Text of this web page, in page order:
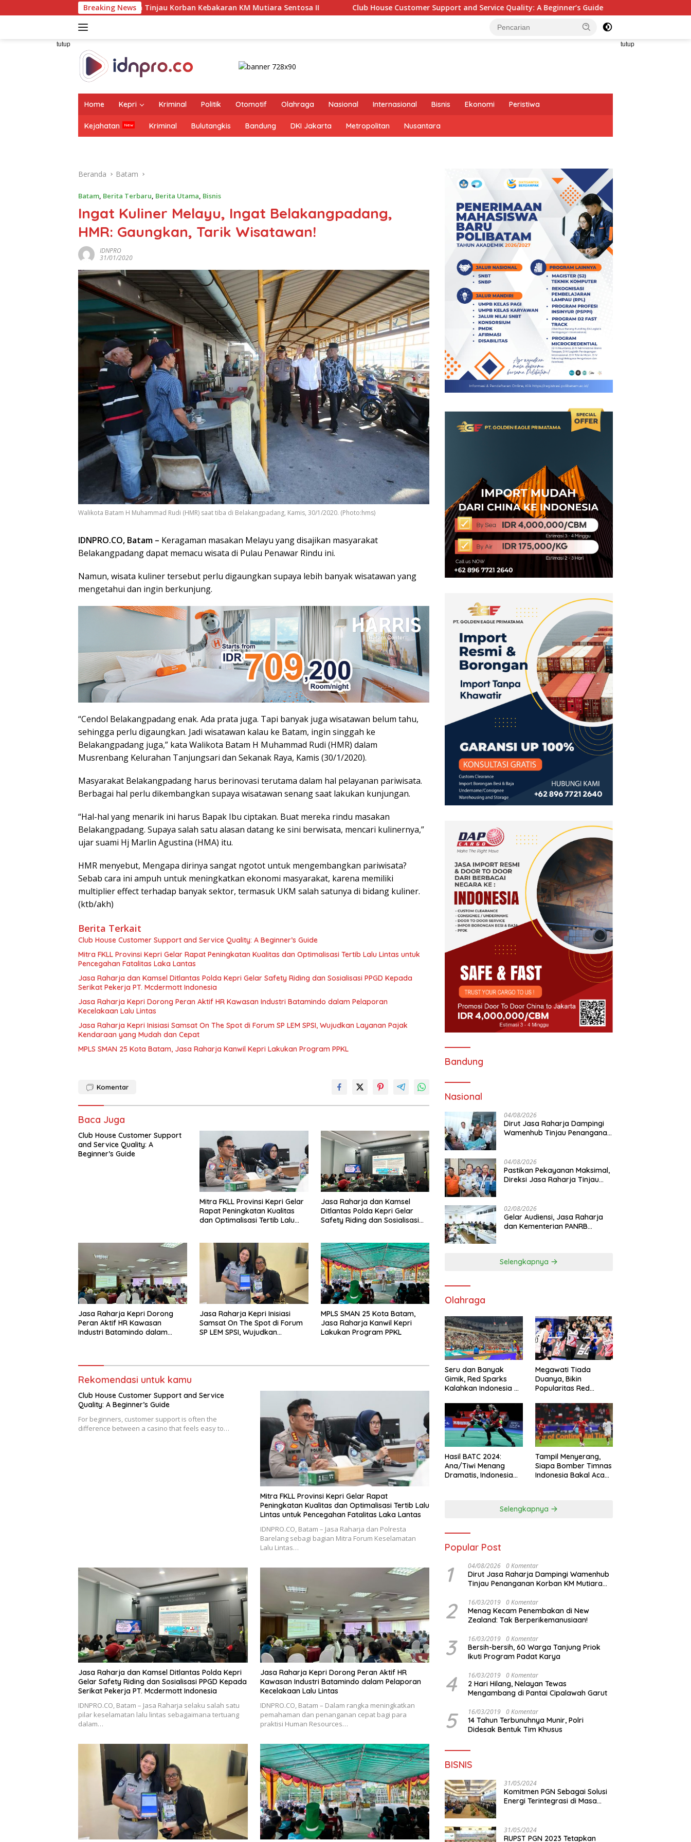
ke
Breaking News
Tinjau Korban Kebakaran KM Mutiara Sentosa II Club House Customer Support and Service Quality: A Beginner’s Guide Gelar Audiensi, Jasa Raharja dan
tutup tutup
Home Kepri Kriminal Politik Otomotif Olahraga Nasional Internasional Bisnis Ekonomi Peristiwa
Kejahatan Kriminal Bulutangkis Bandung DKI Jakarta Metropolitan Nusantara
Beranda Batam
Batam, Berita Terbaru, Berita Utama, Bisnis
Ingat Kuliner Melayu, Ingat Belakangpadang,
HMR: Gaungkan, Tarik Wisatawan!
IDNPRO
31/01/2020
Walikota Batam H Muhammad Rudi (HMR) saat tiba di Belakangpadang, Kamis, 30/1/2020. (Photo:hms)
IDNPRO.CO, Batam – Keragaman masakan Melayu yang disajikan masyarakat
Belakangpadang dapat memacu wisata di Pulau Penawar Rindu ini.
Namun, wisata kuliner tersebut perlu digaungkan supaya lebih banyak wisatawan yang
mengetahui dan ingin berkunjung.
“Cendol Belakangpadang enak. Ada prata juga. Tapi banyak juga wisatawan belum tahu,
sehingga perlu digaungkan. Jadi wisatawan kalau ke Batam, ingin singgah ke
Belakangpadang juga,” kata Walikota Batam H Muhammad Rudi (HMR) dalam
Musrenbang Kelurahan Tanjungsari dan Sekanak Raya, Kamis (30/1/2020).
Masyarakat Belakangpadang harus berinovasi terutama dalam hal pelayanan pariwisata.
Berbagai hal perlu dikembangkan supaya wisatawan senang saat lakukan kunjungan.
“Hal-hal yang menarik ini harus Bapak Ibu ciptakan. Buat mereka rindu masakan
Belakangpadang. Supaya salah satu alasan datang ke sini berwisata, mencari kulinernya,”
ujar suami Hj Marlin Agustina (HMA) itu.
HMR menyebut, Mengapa dirinya sangat ngotot untuk mengembangkan pariwisata?
Sebab cara ini ampuh untuk meningkatkan ekonomi masyarakat, karena memiliki
multiplier effect terhadap banyak sektor, termasuk UKM salah satunya di bidang kuliner.
(ktb/akh)
Berita Terkait
Club House Customer Support and Service Quality: A Beginner’s Guide
Mitra FKLL Provinsi Kepri Gelar Rapat Peningkatan Kualitas dan Optimalisasi Tertib Lalu Lintas untuk
Pencegahan Fatalitas Laka Lantas
Jasa Raharja dan Kamsel Ditlantas Polda Kepri Gelar Safety Riding dan Sosialisasi PPGD Kepada
Serikat Pekerja PT. Mcdermott Indonesia
Jasa Raharja Kepri Dorong Peran Aktif HR Kawasan Industri Batamindo dalam Pelaporan
Kecelakaan Lalu Lintas
Jasa Raharja Kepri Inisiasi Samsat On The Spot di Forum SP LEM SPSI, Wujudkan Layanan Pajak
Kendaraan yang Mudah dan Cepat
MPLS SMAN 25 Kota Batam, Jasa Raharja Kanwil Kepri Lakukan Program PPKL
Komentar
Baca Juga
Club House Customer Support
and Service Quality: A
Beginner’s Guide
Mitra FKLL Provinsi Kepri Gelar
Rapat Peningkatan Kualitas
dan Optimalisasi Tertib Lalu
Jasa Raharja dan Kamsel
Ditlantas Polda Kepri Gelar
Safety Riding dan Sosialisasi
Jasa Raharja Kepri Dorong
Peran Aktif HR Kawasan
Industri Batamindo dalam
Jasa Raharja Kepri Inisiasi
Samsat On The Spot di Forum
SP LEM SPSI, Wujudkan
MPLS SMAN 25 Kota Batam,
Jasa Raharja Kanwil Kepri
Lakukan Program PPKL
Rekomendasi untuk kamu
Club House Customer Support and Service
Quality: A Beginner’s Guide
For beginners, customer support is often the
difference between a casino that feels easy to…
Mitra FKLL Provinsi Kepri Gelar Rapat
Peningkatan Kualitas dan Optimalisasi Tertib Lalu
Lintas untuk Pencegahan Fatalitas Laka Lantas
IDNPRO.CO, Batam – Jasa Raharja dan Polresta
Barelang sebagi bagian Mitra Forum Keselamatan
Lalu Lintas…
Jasa Raharja dan Kamsel Ditlantas Polda Kepri
Gelar Safety Riding dan Sosialisasi PPGD Kepada
Serikat Pekerja PT. Mcdermott Indonesia
IDNPRO.CO, Batam – Jasa Raharja selaku salah satu
pilar keselamatan lalu lintas sebagaimana tertuang
dalam…
Jasa Raharja Kepri Dorong Peran Aktif HR
Kawasan Industri Batamindo dalam Pelaporan
Kecelakaan Lalu Lintas
IDNPRO.CO, Batam – Dalam rangka meningkatkan
pemahaman dan penanganan cepat bagi para
praktisi Human Resources…
Bandung
Nasional
04/08/2026
Dirut Jasa Raharja Dampingi
Wamenhub Tinjau Penanganan
04/08/2026
Pastikan Pekayanan Maksimal,
Direksi Jasa Raharja Tinjau
02/08/2026
Gelar Audiensi, Jasa Raharja
dan Kementerian PANRB
Selengkapnya
Olahraga
Seru dan Banyak
Gimik, Red Sparks
Kalahkan Indonesia All
Megawati Tiada
Duanya, Bikin
Popularitas Red
Hasil BATC 2024:
Ana/Tiwi Menang
Dramatis, Indonesia
Tampil Menyerang,
Siapa Bomber Timnas
Indonesia Bakal Acak-
Selengkapnya
Popular Post
1 04/08/2026 0 Komentar
Dirut Jasa Raharja Dampingi Wamenhub
Tinjau Penanganan Korban KM Mutiara
2 16/03/2019 0 Komentar
Menag Kecam Penembakan di New
Zealand: Tak Berperikemanusiaan!
3 16/03/2019 0 Komentar
Bersih-bersih, 60 Warga Tanjung Priok
Ikuti Program Padat Karya
4 16/03/2019 0 Komentar
2 Hari Hilang, Nelayan Tewas
Mengambang di Pantai Cipalawah Garut
5 16/03/2019 0 Komentar
14 Tahun Terbunuhnya Munir, Polri
Didesak Bentuk Tim Khusus
BISNIS
31/05/2024
Komitmen PGN Sebagai Solusi
Energi Terintegrasi di Masa
31/05/2024
RUPST PGN 2023 Tetapkan